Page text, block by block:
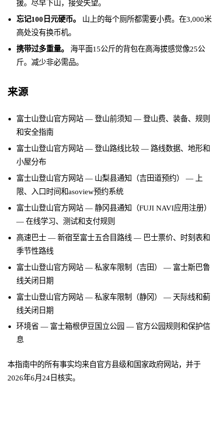
援。尽早下山，接受失望。
忘记100日元硬币。
山上的每个厕所都需要小费。在3,000米
高处没有换币机。
携带过多重量。
海平面15公斤的背包在高海拔感觉像25公
斤。减少非必需品。
来源
富士山登山官方网站 — 登山前须知 — 登山费、装备、规则
和安全指南
富士山登山官方网站 — 登山路线比较 — 路线数据、地形和
小屋分布
富士山登山官方网站 — 山梨县通知（吉田道预约）
— 上
限、入口时间和asoview预约系统
富士山登山官方网站 — 静冈县通知（FUJI NAVI应用注册）
— 在线学习、测试和支付规则
高速巴士 — 新宿至富士五合目路线 — 巴士票价、时刻表和
季节性路线
富士山登山官方网站 — 私家车限制（吉田）
— 富士斯巴鲁
线关闭日期
富士山登山官方网站 — 私家车限制（静冈）
— 天际线和蓟
线关闭日期
环境省 — 富士箱根伊豆国立公园 — 官方公园规则和保护信
息
本指南中的所有事实均来自官方县级和国家政府网站，并于
2026年6月24日核实。